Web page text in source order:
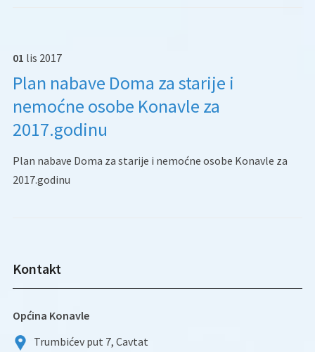
01 lis 2017
Plan nabave Doma za starije i
nemoćne osobe Konavle za
2017.godinu
Plan nabave Doma za starije i nemoćne osobe Konavle za
2017.godinu
Kontakt
Općina Konavle
Trumbićev put 7, Cavtat